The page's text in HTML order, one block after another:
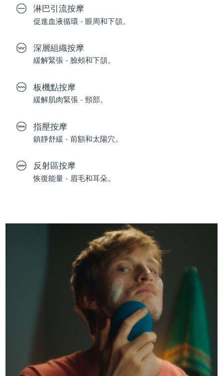
淋巴引流按摩
促進血液循環 - 眼周和下頜。
深層組織按摩
緩解緊張 - 臉頰和下頜。
板機點按摩
緩解肌肉緊張 - 頸部。
指壓按摩
鎮靜舒緩 - 前額和太陽穴。
反射區按摩
恢復能量 - 眉毛和耳朵。